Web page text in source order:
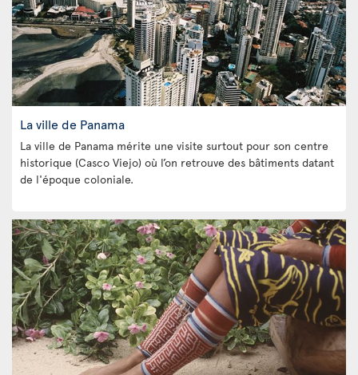
La ville de Panama
La ville de Panama mérite une visite surtout pour son centre
historique (Casco Viejo) où l’on retrouve des bâtiments datant
de l'époque coloniale.